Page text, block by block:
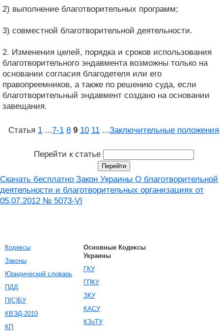
2) выполнение благотворительных программ;
3) совместной благотворительной деятельности.
2. Изменения целей, порядка и сроков использования
благотворительного эндавмента возможны только на
основании согласия благодетеля или его
правопреемников, а также по решению суда, если
благотворительный эндавмент создано на основании
завещания.
Статья 1 ...7‑1 8 9 10 11 ...Заключительные положения
Перейти к статье
Скачать бесплатно Закон Украины О благотворительной
деятельности и благотворительных организациях от
05.07.2012 № 5073-VI
Кодексы
Законы
Юридический словарь
ПДД
П(С)БУ
КВЭД-2010
КП
Основные Кодексы
Украины
ГКУ
ГПКУ
ЗКУ
КАСУ
КЗоТУ